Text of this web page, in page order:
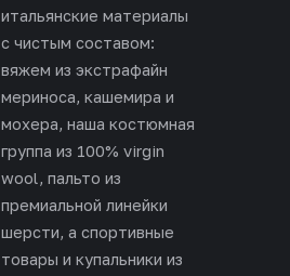
итальянские материалы
с чистым составом:
вяжем из экстрафайн
мериноса, кашемира и
мохера, наша костюмная
группа из 100% virgin
wool, пальто из
премиальной линейки
шерсти, а спортивные
товары и купальники из